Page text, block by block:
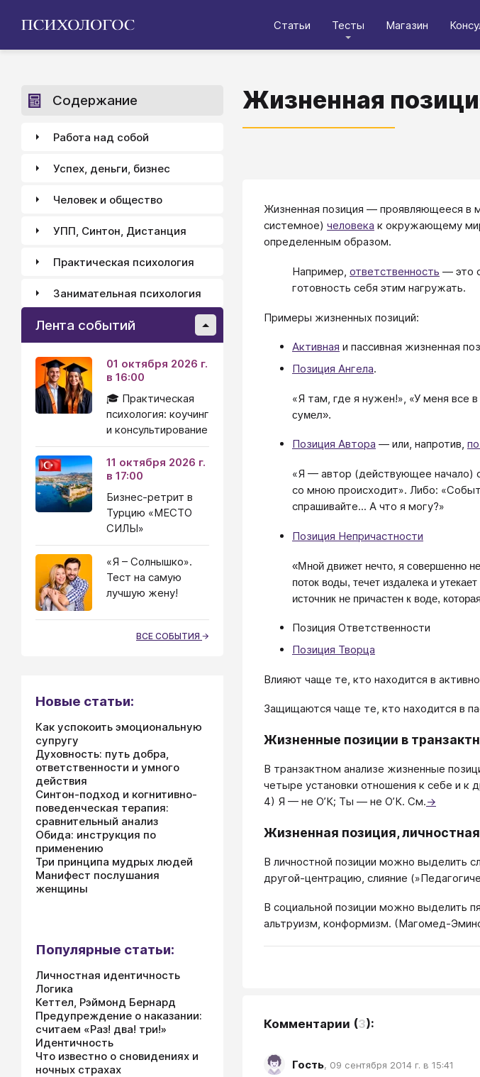
Статьи Тесты Магазин
Жизненная
Жизненная позиция — проявляющееся в
системное) человека к окружающему
определенным образом.
Например, ответственность — это
готовность себя этим нагружать.
Примеры жизненных позиций:
Активная и пассивная жизненная
Позиция Ангела.
«Я там, где я нужен!», «У меня все
сумел».
Позиция Автора — или, напротив,
«Я — автор (действующее начало)
со мною происходит». Либо:
спрашивайте... А что я могу?»
Позиция Непричастности
«Мной движет нечто, я совершенно
поток воды, течет издалека и
источник не причастен к воде,
Позиция Ответственности
Позиция Творца
Влияют чаще те, кто находится в
Защищаются чаще те, кто находится в
Жизненные позиции в
В транзактном анализе жизненные
четыре установки отношения к себе и
4) Я — не О’К; Ты — не О’К. См.→
Жизненная позиция,
В личностной позиции можно выделить
другой-центрацию, слияние
В социальной позиции можно выделить
альтруизм, конформизм. (Магомед-
Комментарии (3):
Гость, 09 сентября 2014 г. в 15:41
Содержание
Работа над собой
Успех, деньги, бизнес
Человек и общество
УПП, Синтон, Дистанция
Практическая психология
Занимательная психология
Лента событий
01 октября 2026 г.
в 16:00
🎓 Практическая
психология: коучинг
и консультирование
11 октября 2026 г.
в 17:00
Бизнес-ретрит в
Турцию «МЕСТО
СИЛЫ»
«Я – Солнышко».
Тест на самую
лучшую жену!
ВСЕ СОБЫТИЯ
Новые статьи:
Как успокоить эмоциональную
супругу
Духовность: путь добра,
ответственности и умного
действия
Синтон-подход и когнитивно-
поведенческая терапия:
сравнительный анализ
Обида: инструкция по
применению
Три принципа мудрых людей
Манифест послушания
женщины
Популярные статьи:
Личностная идентичность
Логика
Кеттел, Рэймонд Бернард
Предупреждение о наказании:
считаем «Раз! два! три!»
Идентичность
Что известно о сновидениях и
ночных страхах